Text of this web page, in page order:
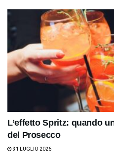
L’effetto Spritz: quando
del Prosecco
31 LUGLIO 2026